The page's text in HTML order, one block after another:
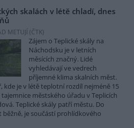
skalách v létě chladí, dnes
METUJÍ (ČTK)
Zájem o Teplické skály na
Náchodsku je v letních
měsících značný. Lidé
vyhledávají ve vedrech
příjemné klima skalních měst.
kde je v létě teplotní rozdíl nejméně 15
tajemnice městského úřadu v Teplicích
Teplické skály patří městu. Do
běžně, je součástí prohlídkového